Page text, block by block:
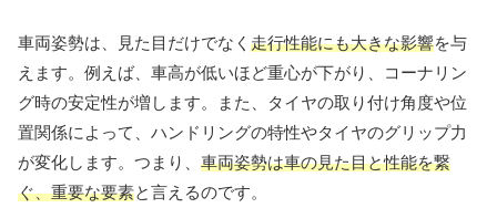
車両姿勢は、見た目だけでなく 走行性能にも大きな影響を与
えます。例えば、車高が低いほど重心が下がり、コーナリン
グ時の安定性が増します。また、タイヤの取り付け角度や位
置関係によって、ハンドリングの特性やタイヤのグリップ力
が変化します。つまり、 車両姿勢は車の見た目と性能を繋
ぐ、重要な要素と言えるのです。